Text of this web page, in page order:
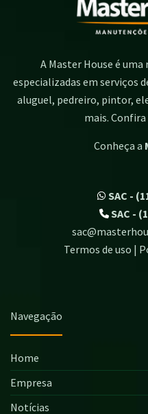
A Master House é
especializadas em serviços
aluguel, pedreiro, pintor,
mais.
Conheça a
SAC -
SAC -
Termos de uso |
Navegação
Home
Empresa
Notícias